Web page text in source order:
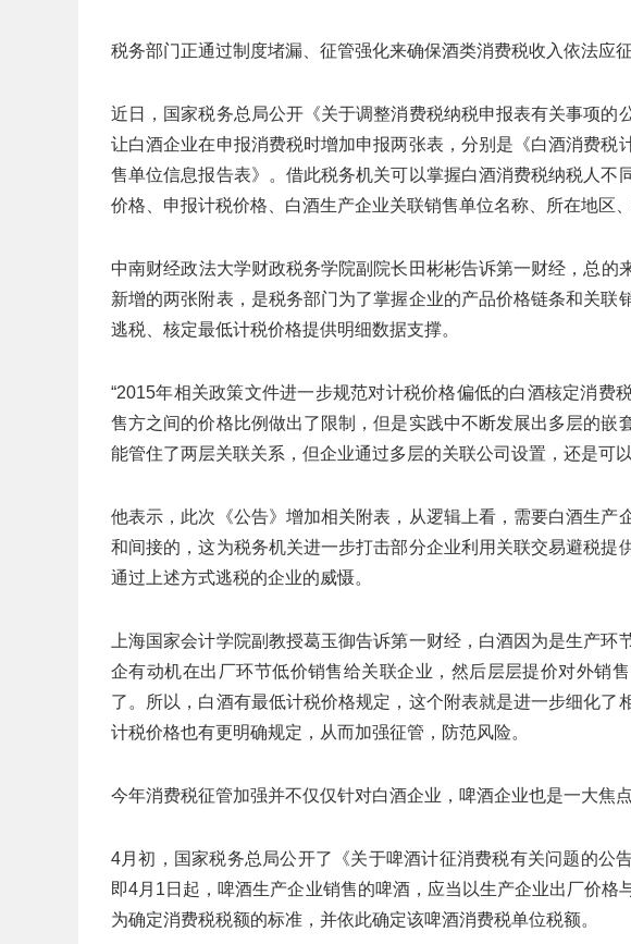
税务部门正通过制度堵漏、征管强化来确保酒类消费税收入依法应征
近日，国家税务总局公开《关于调整消费税纳税申报表有关事项的
让白酒企业在申报消费税时增加申报两张表，分别是《白酒消费税
售单位信息报告表》。借此税务机关可以掌握白酒消费税纳税人不
价格、申报计税价格、白酒生产企业关联销售单位名称、所在地区
中南财经政法大学财政税务学院副院长田彬彬告诉第一财经，总的
新增的两张附表，是税务部门为了掌握企业的产品价格链条和关联
逃税、核定最低计税价格提供明细数据支撑。
“2015年相关政策文件进一步规范对计税价格偏低的白酒核定消费
售方之间的价格比例做出了限制，但是实践中不断发展出多层的嵌
能管住了两层关联关系，但企业通过多层的关联公司设置，还是可
他表示，此次《公告》增加相关附表，从逻辑上看，需要白酒生产
和间接的，这为税务机关进一步打击部分企业利用关联交易避税提
通过上述方式逃税的企业的威慑。
上海国家会计学院副教授葛玉御告诉第一财经，白酒因为是生产
企有动机在出厂环节低价销售给关联企业，然后层层提价对外销
了。所以，白酒有最低计税价格规定，这个附表就是进一步细化了
计税价格也有更明确规定，从而加强征管，防范风险。
今年消费税征管加强并不仅仅针对白酒企业，啤酒企业也是一大焦点
4月初，国家税务总局公开了《关于啤酒计征消费税有关问题的公
即4月1日起，啤酒生产企业销售的啤酒，应当以生产企业出厂价格
为确定消费税税额的标准，并依此确定该啤酒消费税单位税额。